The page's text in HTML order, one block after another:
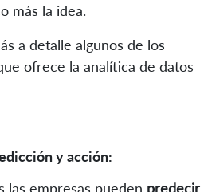
más la idea.
a detalle algunos de los
ofrece la analítica de datos
y acción:
las empresas pueden predecir